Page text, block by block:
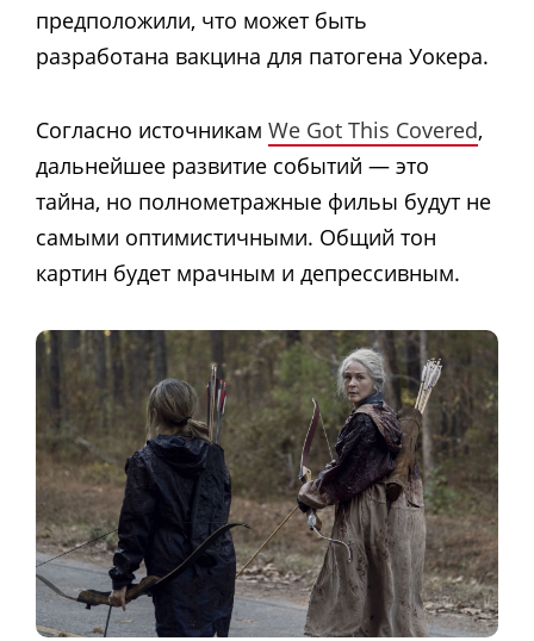
предположили, что может быть
разработана вакцина для патогена Уокера.
Согласно источникам We Got This Covered,
дальнейшее развитие событий — это
тайна, но полнометражные фильы будут не
самыми оптимистичными. Общий тон
картин будет мрачным и депрессивным.